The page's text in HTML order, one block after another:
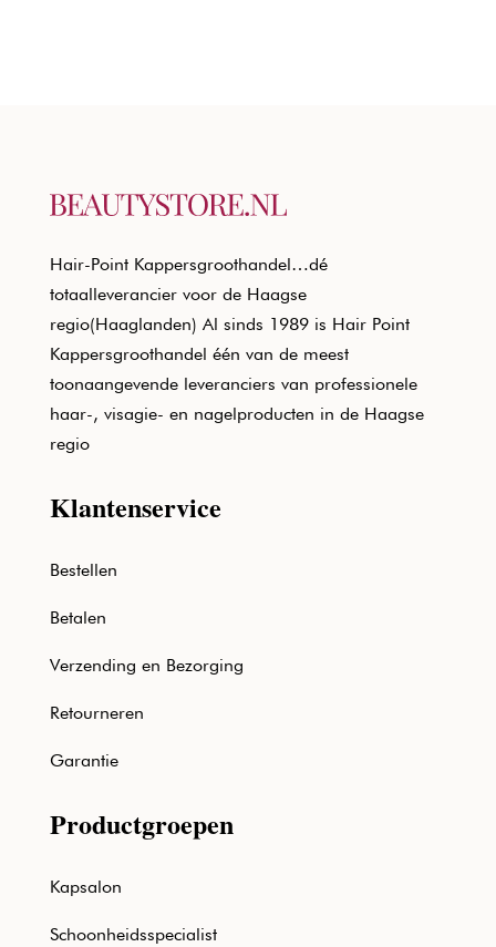
Hair-Point Kappersgroothandel…dé
totaalleverancier voor de Haagse
regio(Haaglanden) Al sinds 1989 is Hair Point
Kappersgroothandel één van de meest
toonaangevende leveranciers van professionele
haar-, visagie- en nagelproducten in de Haagse
regio
Klantenservice
Bestellen
Betalen
Verzending en Bezorging
Retourneren
Garantie
Productgroepen
Kapsalon
Schoonheidsspecialist